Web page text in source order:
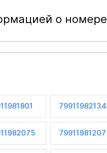
о номере
79911982134
79911981207